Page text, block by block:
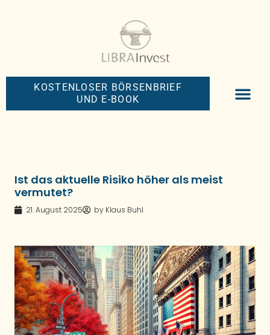
KOSTENLOSER BÖRSENBRIEF
UND E-BOOK
Ist das aktuelle Risiko höher als meist
vermutet?
21. August 2025 by Klaus Buhl